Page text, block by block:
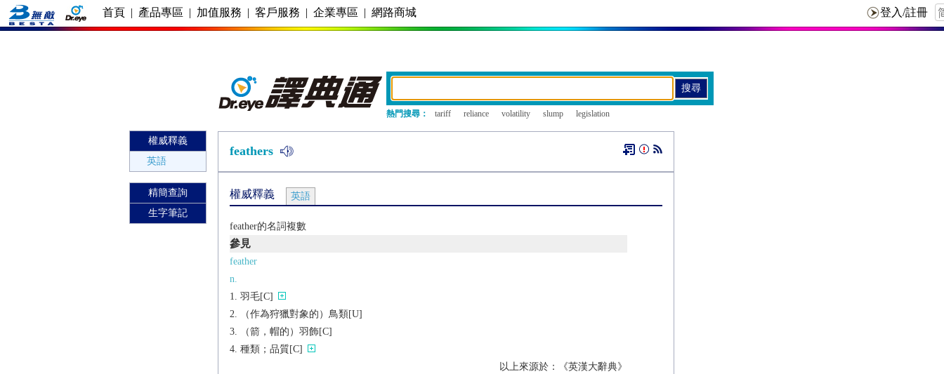
首頁 | 產品專區 | 加值服務 | 客戶服務 | 企業專區 | 網路商城
熱門搜尋： tariff reliance volatility slump legislation
權威釋義
英語
精簡查詢
生字筆記
feathers
權威釋義 英語
feather的名詞複數
參見
feather
n.
羽毛[C]
（作為狩獵對象的）鳥類[U]
（箭，帽的）羽飾[C]
種類；品質[C]
以上來源於：《英漢大辭典》